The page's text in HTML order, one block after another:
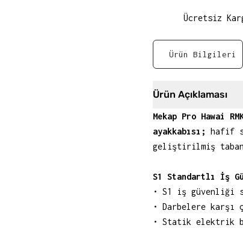
Ücretsiz
Ürün Bilgileri
Ürün Açıklaması
Mekap Pro Hawai
ayakkabısı; hafif
geliştirilmiş
S1 Standartlı İş
• S1 iş güvenliği
• Darbelere karşı
• Statik elektrik